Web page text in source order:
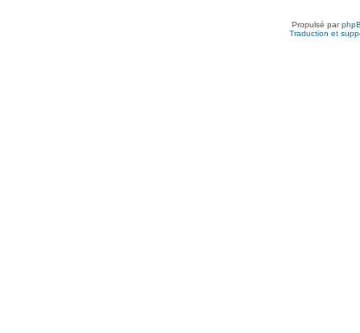
Propulsé par
Traduction et